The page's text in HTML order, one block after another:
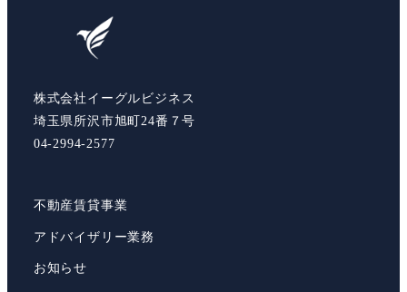
株式会社イーグルビジネス
埼玉県所沢市旭町24番７号
04-2994-2577
不動産賃貸事業
アドバイザリー業務
お知らせ